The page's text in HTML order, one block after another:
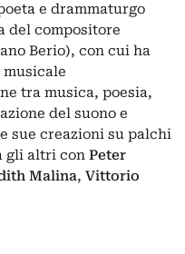
e drammaturgo
del compositore
Berio), con cui ha
tra musica, poesia,
del suono e
sue creazioni su palchi
gli altri con Peter
Malina, Vittorio